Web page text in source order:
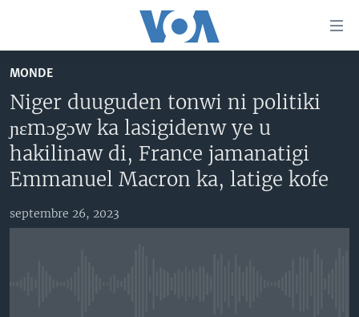
principal
Retour
la
navigation
principale
MALI KURA
RADIO
MALI KURA
FARAFINA FOLI
MALI
ÉTATS-UNIS
Learning English
MONDE
Niger duuguden tonwi ni politiki
ɲɛmɔgɔw ka lasigidenw ye u
hakilinaw di, France jamanatigi
Emmanuel Macron ka, latige kofe
septembre 26, 2023